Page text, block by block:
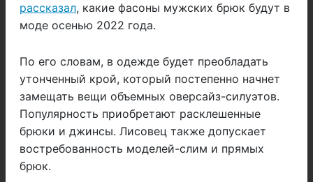
рассказал, какие фасоны мужских брюк будут в
моде осенью 2022 года.
По его словам, в одежде будет преобладать
утонченный крой, который постепенно начнет
замещать вещи объемных оверсайз-силуэтов.
Популярность приобретают расклешенные
брюки и джинсы. Лисовец также допускает
востребованность моделей-слим и прямых
брюк.